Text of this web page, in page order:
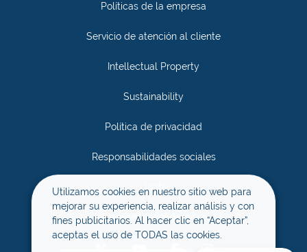
Políticas de la empresa
Servicio de atención al cliente
Intellectual Property
Sustainability
Política de privacidad
Responsabilidades sociales
Únete
Términos y condiciones
Utilizamos cookies en nuestro sitio web para
mejorar su experiencia, realizar análisis y con
fines publicitarios. Al hacer clic en “Aceptar”,
aceptas el uso de TODAS las cookies.